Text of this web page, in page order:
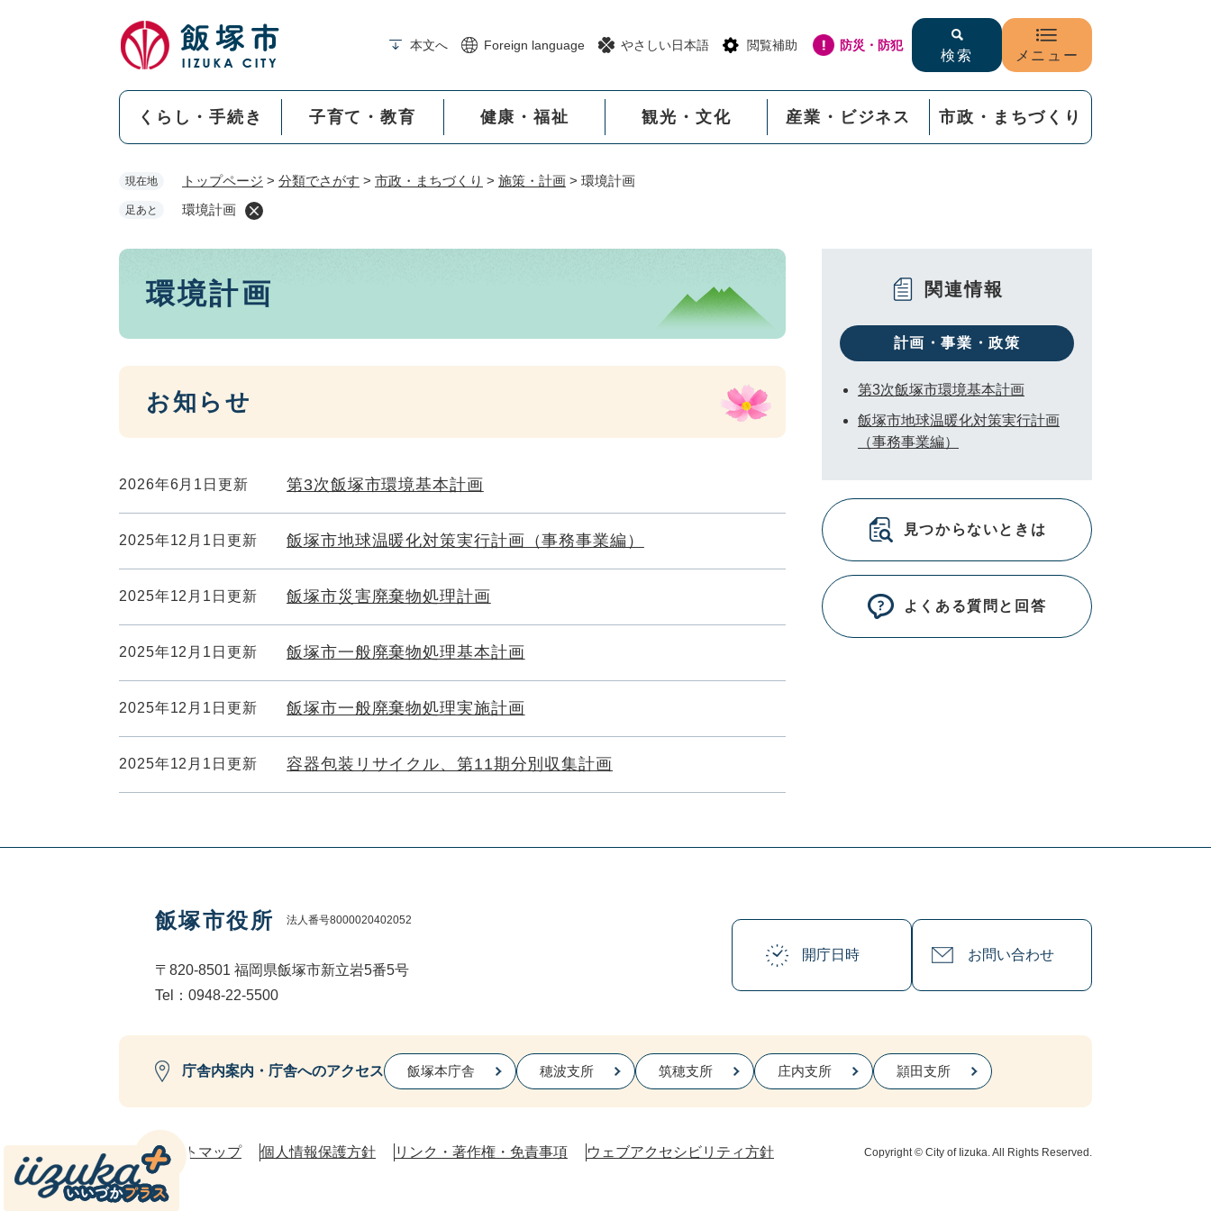
本文へ Foreign language やさしい日本語 閲覧補助 防災・防犯
検索 メニュー
くらし・手続き 子育て・教育 健康・福祉 観光・文化 産業・ビジネス 市政・まちづくり
現在地 トップページ > 分類でさがす > 市政・まちづくり > 施策・計画 > 環境計画
足あと 環境計画
本
環境計画
お知らせ
2026年6月1日更新 第3次飯塚市環境基本計画
2025年12月1日更新 飯塚市地球温暖化対策実行計画（事務事業編）
2025年12月1日更新 飯塚市災害廃棄物処理計画
2025年12月1日更新 飯塚市一般廃棄物処理基本計画
2025年12月1日更新 飯塚市一般廃棄物処理実施計画
2025年12月1日更新 容器包装リサイクル、第11期分別収集計画
関連情報
計画・事業・政策
第3次飯塚市環境基本計画
飯塚市地球温暖化対策実行計画
（事務事業編）
見つからないときは
よくある質問と回答
飯塚市役所 法人番号8000020402052
〒820-8501 福岡県飯塚市新立岩5番5号
Tel：0948-22-5500
開庁日時 お問い合わせ
庁舎内案内・庁舎へのアクセス 飯塚本庁舎 穂波支所 筑穂支所 庄内支所 頴田支所
サイトマップ 個人情報保護方針 リンク・著作権・免責事項 ウェブアクセシビリティ方針 Copyright © City of Iizuka. All Rights Reserved.